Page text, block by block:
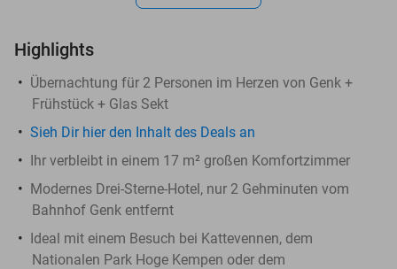
Highlights
Übernachtung für 2 Personen im Herzen von Genk +
Frühstück + Glas Sekt
Sieh Dir hier den Inhalt des Deals an
Ihr verbleibt in einem 17 m² großen Komfortzimmer
Modernes Drei-Sterne-Hotel, nur 2 Gehminuten vom
Bahnhof Genk entfernt
Ideal mit einem Besuch bei Kattevennen, dem
Nationalen Park Hoge Kempen oder dem